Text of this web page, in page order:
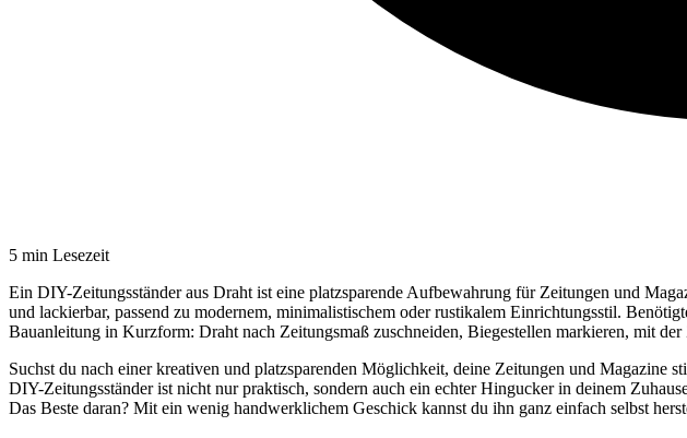
5 min Lesezeit
Ein DIY-Zeitungsständer aus Draht ist eine platzsparende Aufbewahrung für Zeitungen und
und lackierbar, passend zu modernem, minimalistischem oder rustikalem Einrichtungsstil.
Bauanleitung in Kurzform: Draht nach Zeitungsmaß zuschneiden, Biegestellen markieren, mit
Suchst du nach einer kreativen und platzsparenden Möglichkeit, deine Zeitungen und Magazine
DIY-Zeitungsständer ist nicht nur praktisch, sondern auch ein echter Hingucker in deinem
Das Beste daran? Mit ein wenig handwerklichem Geschick kannst du ihn ganz einfach selbst